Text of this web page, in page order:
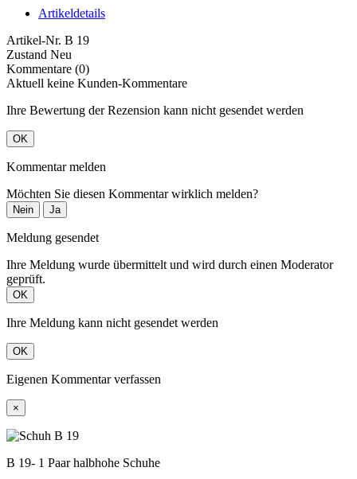
Artikeldetails
Artikel-Nr. B 19
Zustand Neu
Kommentare (0)
Aktuell keine Kunden-Kommentare
Ihre Bewertung der Rezension kann nicht gesendet werden
OK
Kommentar melden
Möchten Sie diesen Kommentar wirklich melden?
Nein Ja
Meldung gesendet
Ihre Meldung wurde übermittelt und wird durch einen Moderator
geprüft.
OK
Ihre Meldung kann nicht gesendet werden
OK
Eigenen Kommentar verfassen
×
B 19- 1 Paar halbhohe Schuhe